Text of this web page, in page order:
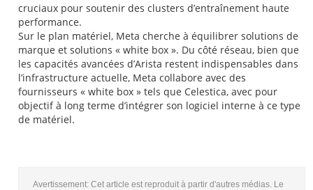
cruciaux pour soutenir des clusters d’entraînement haute
performance.
Sur le plan matériel, Meta cherche à équilibrer solutions de
marque et solutions « white box ». Du côté réseau, bien que
les capacités avancées d’Arista restent indispensables dans
l’infrastructure actuelle, Meta collabore avec des
fournisseurs « white box » tels que Celestica, avec pour
objectif à long terme d’intégrer son logiciel interne à ce type
de matériel.
Avertissement: Cet article est reproduit à partir d'autres médias. Le